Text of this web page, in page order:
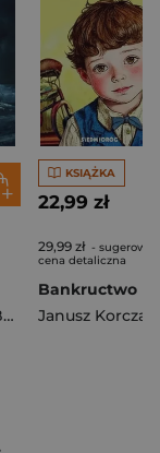
Lothar-Gunther Buchheim
KSIĄŻKA
22,99 zł
29,99 zł -
cena detaliczna
Janusz Korczak